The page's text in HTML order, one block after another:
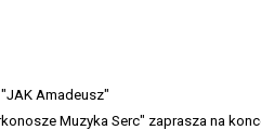
Amadeusz"
Muzyka Serc" zaprasza na